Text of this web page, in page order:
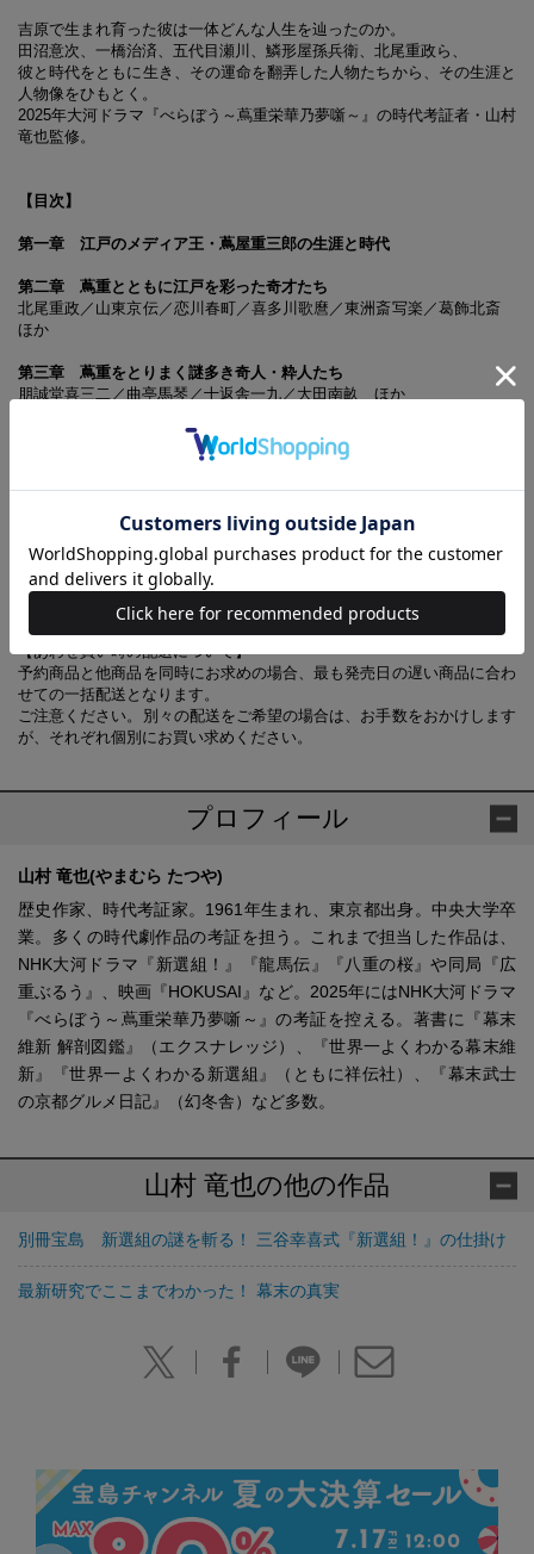
吉原で生まれ育った彼は一体どんな人生を辿ったのか。
田沼意次、一橋治済、五代目瀬川、鱗形屋孫兵衛、北尾重政ら、
彼と時代をともに生き、その運命を翻弄した人物たちから、その生涯と
人物像をひもとく。
2025年大河ドラマ『べらぼう～蔦重栄華乃夢噺～』の時代考証者・山村
竜也監修。
【目次】
第一章 江戸のメディア王・蔦屋重三郎の生涯と時代
第二章 蔦重とともに江戸を彩った奇才たち
北尾重政／山東京伝／恋川春町／喜多川歌麿／東洲斎写楽／葛飾北斎
ほか
第三章 蔦重をとりまく謎多き奇人・粋人たち
朋誠堂喜三二／曲亭馬琴／十返舎一九／大田南畝 ほか
第四章 蔦重と競った江戸の出版人たち
鶴屋喜右衛門／鱗形屋孫兵衛／和泉屋市兵衛／西村屋与八／蔦屋吉蔵
第五章 蔦重の運命を翻弄した為政者・役人たち
田沼意次／田沼意知／松平定信／一橋治済／徳川家治／長谷川宣以（平
蔵） ほか
【あわせ買い時の配送について】
予約商品と他商品を同時にお求めの場合、最も発売日の遅い商品に合わ
せての一括配送となります。
ご注意ください。別々の配送をご希望の場合は、お手数をおかけします
が、それぞれ個別にお買い求めください。
プロフィール
山村 竜也(やまむら たつや)
歴史作家、時代考証家。1961年生まれ、東京都出身。中央大学卒
業。多くの時代劇作品の考証を担う。これまで担当した作品は、
NHK大河ドラマ『新選組！』『龍馬伝』『八重の桜』や同局『広
重ぶるう』、映画『HOKUSAI』など。2025年にはNHK大河ドラマ
『べらぼう～蔦重栄華乃夢噺～』の考証を控える。著書に『幕末
維新 解剖図鑑』（エクスナレッジ）、『世界一よくわかる幕末維
新』『世界一よくわかる新選組』（ともに祥伝社）、『幕末武士
の京都グルメ日記』（幻冬舎）など多数。
山村 竜也の他の作品
別冊宝島 新選組の謎を斬る！ 三谷幸喜式『新選組！』の仕掛け
最新研究でここまでわかった！ 幕末の真実